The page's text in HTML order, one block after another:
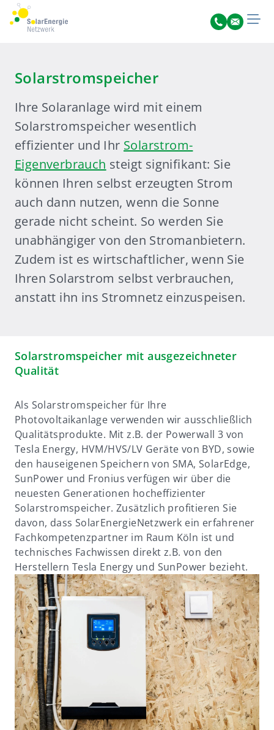
Solarstromspeicher
Ihre Solaranlage wird mit einem
Solarstromspeicher wesentlich
effizienter und Ihr Solarstrom-
Eigenverbrauch steigt signifikant: Sie
können Ihren selbst erzeugten Strom
auch dann nutzen, wenn die Sonne
gerade nicht scheint. So werden Sie
unabhängiger von den Stromanbietern.
Zudem ist es wirtschaftlicher, wenn Sie
Ihren Solarstrom selbst verbrauchen,
anstatt ihn ins Stromnetz einzuspeisen.
Solarstromspeicher mit ausgezeichneter
Qualität
Als Solarstromspeicher für Ihre
Photovoltaikanlage verwenden wir ausschließlich
Qualitätsprodukte. Mit z.B. der Powerwall 3 von
Tesla Energy, HVM/HVS/LV Geräte von BYD, sowie
den hauseigenen Speichern von SMA, SolarEdge,
SunPower und Fronius verfügen wir über die
neuesten Generationen hocheffizienter
Solarstromspeicher. Zusätzlich profitieren Sie
davon, dass SolarEnergieNetzwerk ein erfahrener
Fachkompetenzpartner im Raum Köln ist und
technisches Fachwissen direkt z.B. von den
Herstellern Tesla Energy und SunPower bezieht.